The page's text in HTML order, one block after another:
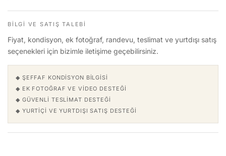
BILGI VE SATIŞ TALEBI
Fiyat, kondisyon, ek fotoğraf, randevu, teslimat ve yurtdışı satış
seçenekleri için bizimle iletişime geçebilirsiniz.
◆ ŞEFFAF KONDISYON BILGISI
◆ EK FOTOĞRAF VE VIDEO DESTEĞI
◆ GÜVENLI TESLIMAT DESTEĞI
◆ YURTIÇI VE YURTDIŞI SATIŞ DESTEĞI